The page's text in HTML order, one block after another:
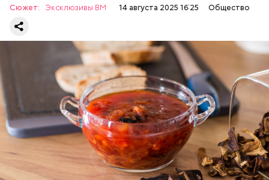
Сюжет: Эксклюзивы ВМ 14 августа 2025 16:25 Общество
Баклажаны с овощами
ПРАВОСЛАВИЕ ЕДА РЕЦЕПТЫ